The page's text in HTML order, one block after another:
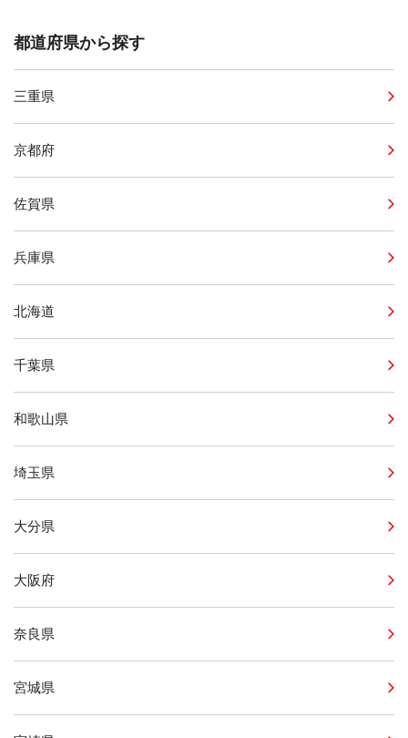
都道府県から探す
三重県
京都府
佐賀県
兵庫県
北海道
千葉県
和歌山県
埼玉県
大分県
大阪府
奈良県
宮城県